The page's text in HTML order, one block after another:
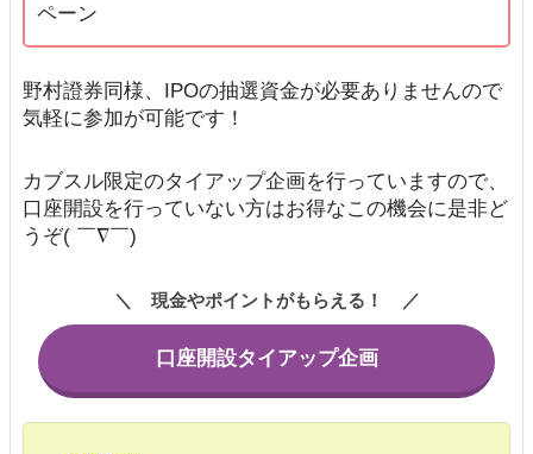
ペーン
野村證券同様、IPOの抽選資金が必要ありませんので
気軽に参加が可能です！
カブスル限定のタイアップ企画を行っていますので、
口座開設を行っていない方はお得なこの機会に是非ど
うぞ( ￣∇￣)
口座開設タイアップ企画
現金やポイントがもらえる！